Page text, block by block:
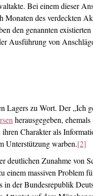
Bei einem dieser
des verdeckten
den genannten
Ausführung von
Lagers zu Wort. Der „Ich
herausgegeben,
Charakter als
Unterstützung warben.[2]
deutlichen Zunahme von
einem massiven Problem
in der Bundesrepublik